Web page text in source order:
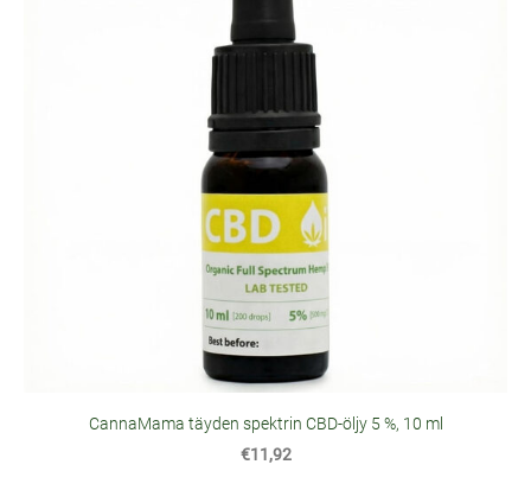
CannaMama täyden spektrin CBD-öljy 5 %, 10 ml
€11,92